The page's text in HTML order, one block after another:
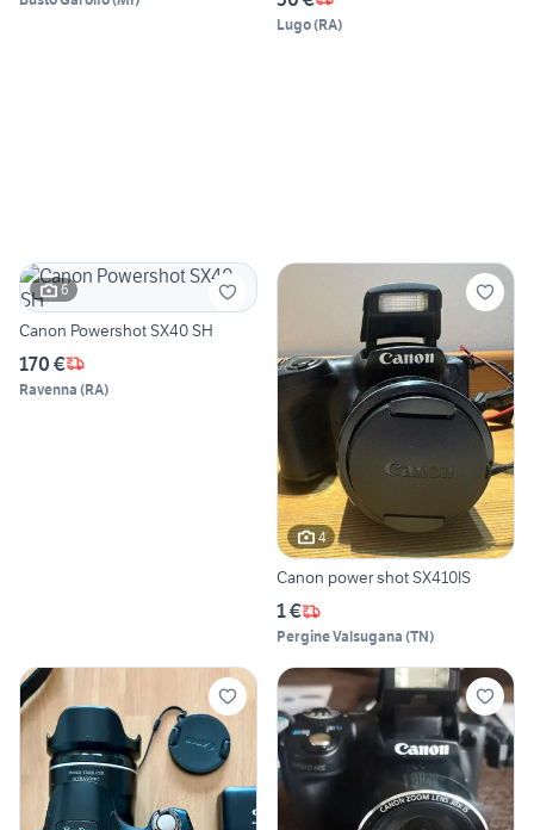
Lugo(RA)
6
Canon Powershot SX40 SH
170 €
Ravenna (RA)
4
Canon power shot SX410IS
1 €
Pergine Valsugana (TN)